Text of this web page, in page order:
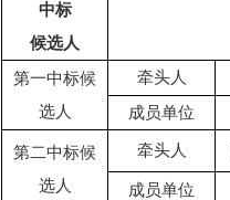
中标
候选人
第一中标候
选人
牵头人
成员单位
第二中标候
选人
牵头人
成员单位